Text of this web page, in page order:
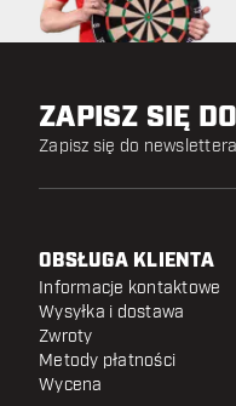
ZAPISZ SIĘ
Zapisz się do
OBSŁUGA KLIENTA
Informacje kontaktowe
Wysyłka i dostawa
Zwroty
Metody płatności
Wycena